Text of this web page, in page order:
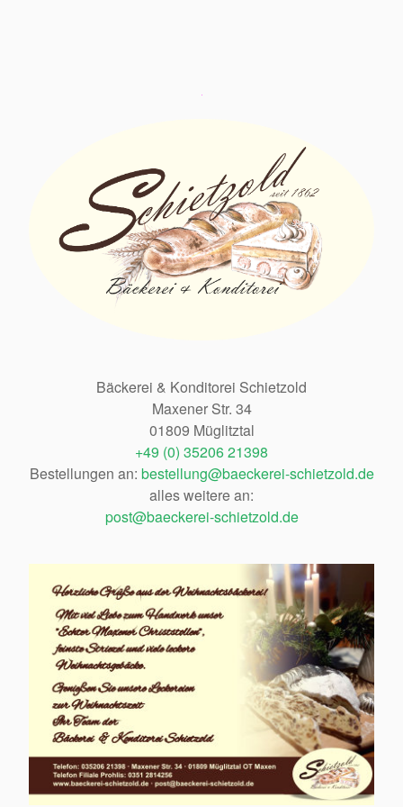
Bäckerei & Konditorei Schietzold
Maxener Str. 34
01809 Müglitztal
+49 (0) 35206 21398
Bestellungen an: bestellung@baeckerei-schietzold.de
alles weitere an:
post@baeckerei-schietzold.de